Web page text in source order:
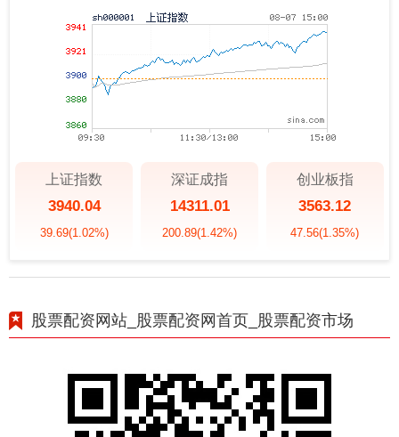
上证指数
3940.04
39.69(1.02%)
深证成指
14311.01
200.89(1.42%)
创业板指
3563.12
47.56(1.35%)
股票配资网站_股票配资网首页_股票配资市场